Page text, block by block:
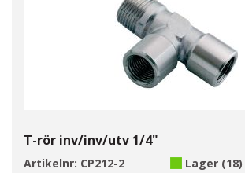
T-rör inv/inv/utv 1/4"
Artikelnr: CP212-2
Lager (18)